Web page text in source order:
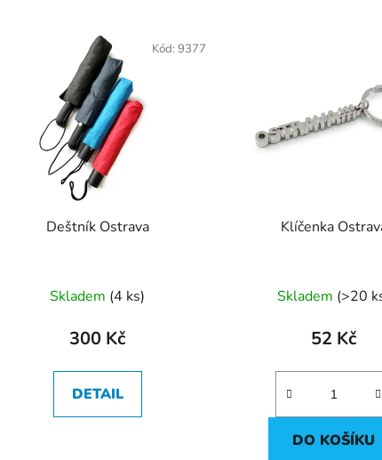
Deštník Ostrava
Skladem (4 ks)
300 Kč
DETAIL
Kód: 9377
Klíčenka
produktu
5,0
z
Skladem (>20
52 Kč
DO KOŠÍKU